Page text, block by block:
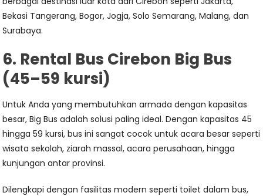
Bekasi Tangerang, Bogor, Jogja, Solo Semarang, Malang, dan
Surabaya.
6. Rental Bus Cirebon Big Bus
(45–59 kursi)
Untuk Anda yang membutuhkan armada dengan kapasitas
besar, Big Bus adalah solusi paling ideal. Dengan kapasitas 45
hingga 59 kursi, bus ini sangat cocok untuk acara besar seperti
wisata sekolah, ziarah massal, acara perusahaan, hingga
kunjungan antar provinsi.
Dilengkapi dengan fasilitas modern seperti toilet dalam bus,